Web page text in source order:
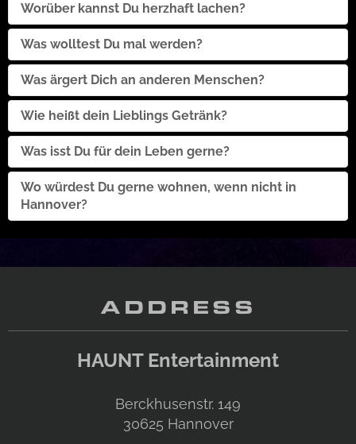
Ich habe zwei: Hannover96 und St.Pauli
Worüber kannst Du herzhaft lachen?
Über alles
am meisten über Missgeschicke
anderer
Was wolltest Du mal werden?
Disco/Club-Besitzer
Was ärgert Dich an anderen Menschen?
Wenn Menschen nicht verlässlich sind
Wie heißt dein Lieblings Getränk?
COLA
Was isst Du für dein Leben gerne?
Fleisch / Ketchup
Wo würdest Du gerne wohnen, wenn nicht in
Hannover?
Hamburg, Mallorca, NewYork, Miami, Honkong uvm.
ADDRESS
HAUNT Entertainment
Berckhusenstr. 149
30625 Hannover